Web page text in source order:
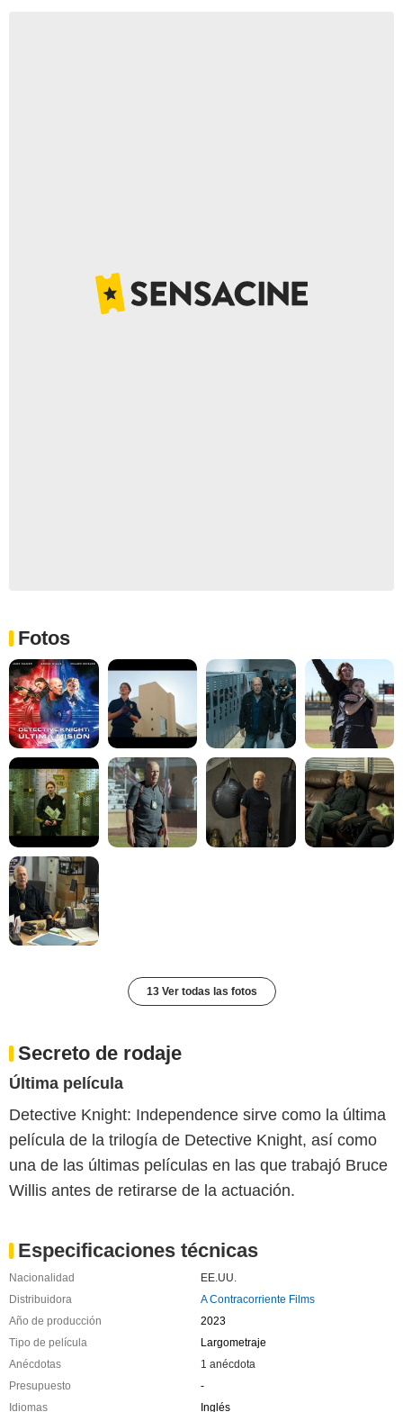
Fotos
13 Ver todas las fotos
Secreto de rodaje
Última película
Detective Knight: Independence sirve como la última
película de la trilogía de Detective Knight, así como
una de las últimas películas en las que trabajó Bruce
Willis antes de retirarse de la actuación.
Especificaciones técnicas
Nacionalidad
EE.UU.
Distribuidora
A Contracorriente Films
Año de producción
2023
Tipo de película
Largometraje
Anécdotas
1 anécdota
Presupuesto
-
Idiomas
Inglés